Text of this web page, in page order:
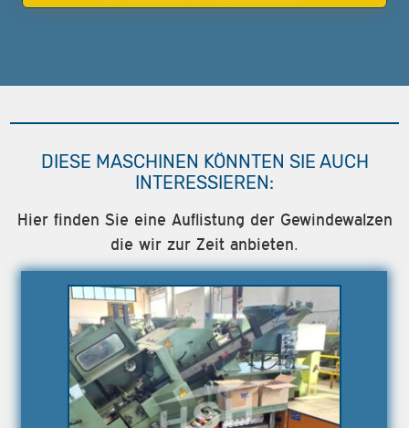
DIESE MASCHINEN KÖNNTEN SIE AUCH
INTERESSIEREN:
Hier finden Sie eine Auflistung der Gewindewalzen
die wir zur Zeit anbieten.